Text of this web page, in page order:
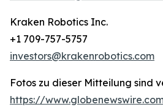
Kraken Robotics Inc.
+1 709-757-5757
investors@krakenrobotics.com
Fotos zu dieser Mitteilung sind
https://